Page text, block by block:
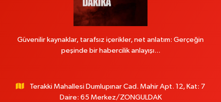
Güvenilir kaynaklar, tarafsız içerikler, net anlatım: Gerçeğin
peşinde bir habercilik anlayışı...
Terakki Mahallesi Dumlupınar Cad. Mahir Apt. 12, Kat: 7
Daire: 65 Merkez/ZONGULDAK